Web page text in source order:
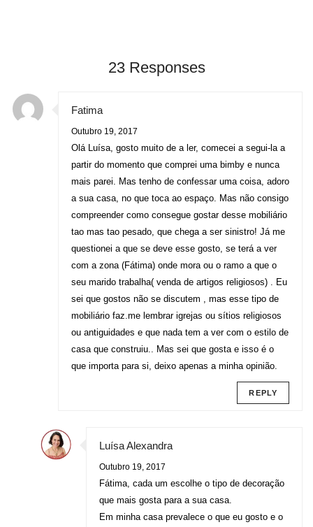
23 Responses
Fatima
Outubro 19, 2017
Olá Luísa, gosto muito de a ler, comecei a segui-la a
partir do momento que comprei uma bimby e nunca
mais parei. Mas tenho de confessar uma coisa, adoro
a sua casa, no que toca ao espaço. Mas não consigo
compreender como consegue gostar desse mobiliário
tao mas tao pesado, que chega a ser sinistro! Já me
questionei a que se deve esse gosto, se terá a ver
com a zona (Fátima) onde mora ou o ramo a que o
seu marido trabalha( venda de artigos religiosos) . Eu
sei que gostos não se discutem , mas esse tipo de
mobiliário faz.me lembrar igrejas ou sítios religiosos
ou antiguidades e que nada tem a ver com o estilo de
casa que construiu.. Mas sei que gosta e isso é o
que importa para si, deixo apenas a minha opinião.
REPLY
Luísa Alexandra
Outubro 19, 2017
Fátima, cada um escolhe o tipo de decoração
que mais gosta para a sua casa.
Em minha casa prevalece o que eu gosto e o